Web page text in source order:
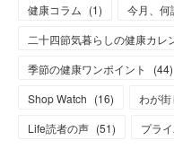
健康コラム (1) 今月、何
二十四節気暮らしの健康カレ
季節の健康ワンポイント
(44)
Shop Watch (16) わが
Life読者の声 (51) プラ